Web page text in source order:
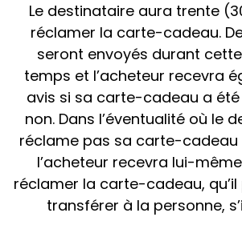
Le destinataire aura trente
réclamer la carte-cadeau.
seront envoyés durant
temps et l’acheteur recevra
avis si sa carte-cadeau a
non. Dans l’éventualité où le
réclame pas sa carte-cadeau
l’acheteur recevra lui-
réclamer la carte-cadeau,
transférer à la personne,